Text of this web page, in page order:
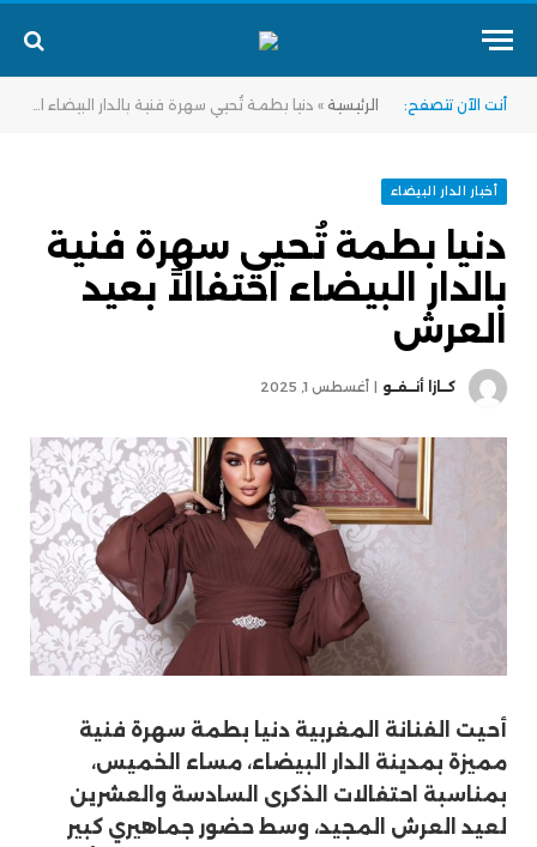
أنت الآن تتصفح: الرئيسية » دنيا بطمة تُحيي سهرة فنية بالدار البيضاء احتفالاً بعيد العرش
أخبار الدار البيضاء
دنيا بطمة تُحيي سهرة فنية
بالدار البيضاء احتفالاً بعيد
العرش
كــازا أنــفــو أغسطس 1, 2025
أحيت الفنانة المغربية دنيا بطمة سهرة فنية
مميزة بمدينة الدار البيضاء، مساء الخميس،
بمناسبة احتفالات الذكرى السادسة والعشرين
لعيد العرش المجيد، وسط حضور جماهيري كبير